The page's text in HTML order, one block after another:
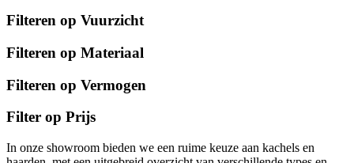
Filteren op Vuurzicht
Filteren op Materiaal
Filteren op Vermogen
Filter op Prijs
In onze showroom bieden we een ruime keuze aan kachels en